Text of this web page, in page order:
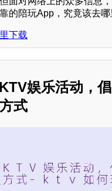
的陪玩App，究竟该去哪
下载
娱乐活动，
式